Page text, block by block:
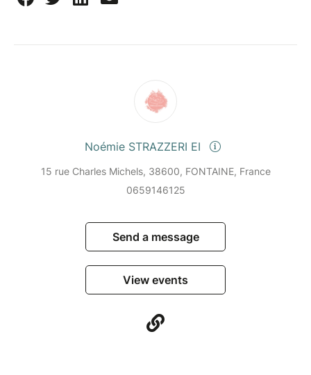
Noémie STRAZZERI EI
15 rue Charles Michels, 38600, FONTAINE, France
0659146125
Send a message
View events